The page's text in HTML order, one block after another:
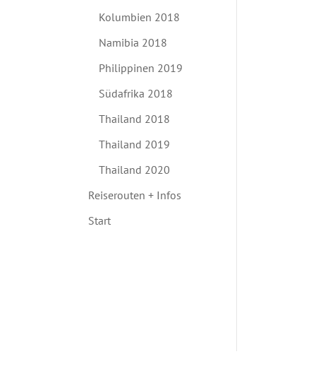
Kolumbien 2018
Namibia 2018
Philippinen 2019
Südafrika 2018
Thailand 2018
Thailand 2019
Thailand 2020
Reiserouten + Infos
Start